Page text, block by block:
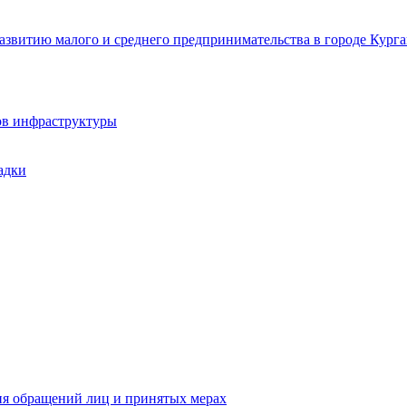
малого и среднего предпринимательства в городе
инфраструктуры
обращений лиц и принятых мерах